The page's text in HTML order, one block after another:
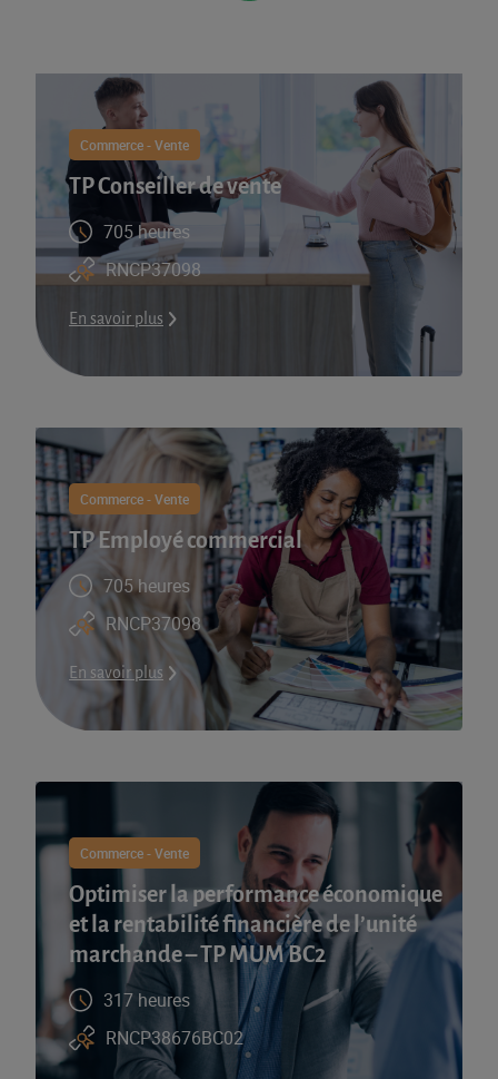
Commerce - Vente
TP Conseiller de vente
705 heures
RNCP37098
En savoir plus
Commerce - Vente
TP Employé commercial
705 heures
RNCP37098
En savoir plus
Commerce - Vente
Optimiser la performance économique
et la rentabilité financière de l’unité
marchande – TP MUM BC2
317 heures
RNCP38676BC02